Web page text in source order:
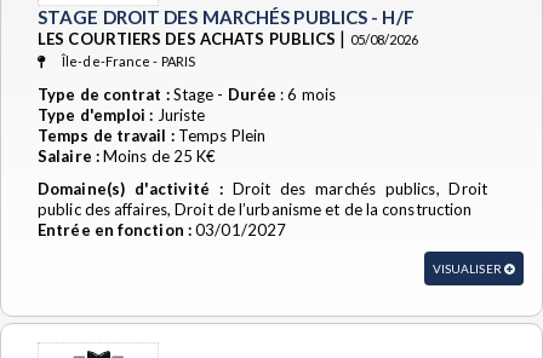
STAGE DROIT DES MARCHÉS PUBLICS - H/F
LES COURTIERS DES ACHATS PUBLICS | 05/08/2026
Île-de-France - PARIS
Type de contrat :Stage - Durée : 6 mois
Type d'emploi : Juriste
Temps de travail :Temps Plein
Salaire :Moins de 25 K€
Domaine(s) d'activité :Droit des marchés publics, Droit
public des affaires, Droit de l’urbanisme et de la construction
Entrée en fonction :03/01/2027
VISUALISER